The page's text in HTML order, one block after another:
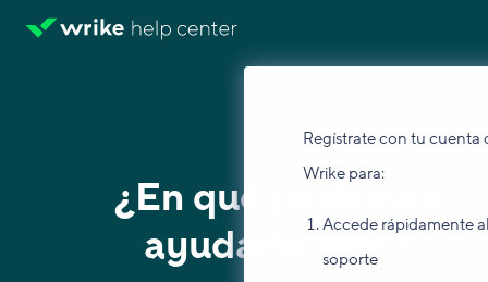
Regístrate con tu cuenta
Wrike para:
Accede rápidamente
soporte
¿En qué podemos
ayudarte hoy?